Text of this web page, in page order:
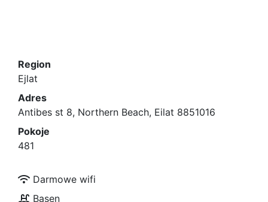
Region
Ejlat
Adres
Antibes st 8, Northern Beach, Eilat 8851016
Pokoje
481
Darmowe wifi
Basen